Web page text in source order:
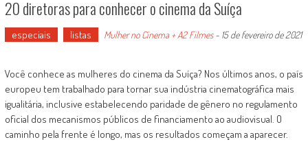
20 diretoras para conhecer o cinema da Suíça
especiais listas Mulher no Cinema + A2 Filmes- 15 de fevereiro de 2021
Você conhece as mulheres do cinema da Suíça? Nos últimos anos, o país
europeu tem trabalhado para tornar sua indústria cinematográfica mais
igualitária, inclusive estabelecendo paridade de gênero no regulamento
oficial dos mecanismos públicos de financiamento ao audiovisual. O
caminho pela frente é longo, mas os resultados começam a aparecer.